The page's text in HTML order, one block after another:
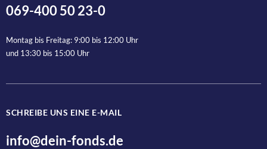
069-400 50 23-0
Montag bis Freitag: 9:00 bis 12:00 Uhr
und 13:30 bis 15:00 Uhr
SCHREIBE UNS EINE E-MAIL
info@dein-fonds.de